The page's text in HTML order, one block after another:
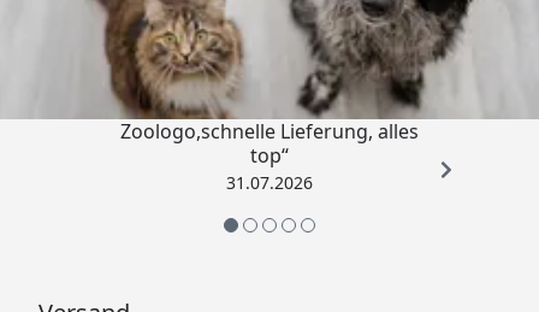
4,74/ 5
„Gute Erfahrung mit
Zoologo,schnelle Lieferung, alles
top“
31.07.2026